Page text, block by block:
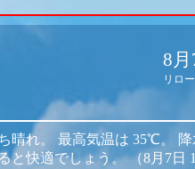
8
リロ
晴れ。 最高気温は 35℃。
と快適でしょう。（8月7日